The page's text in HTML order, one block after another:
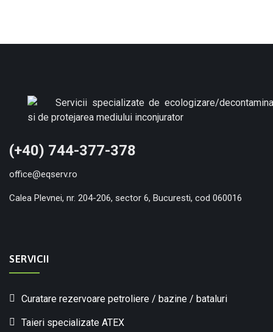
(+40) 744-377-378
office@eqserv.ro
Calea Plevnei, nr. 204-206, sector 6, Bucuresti, cod 060016
SERVICII
Curatare rezervoare petroliere / bazine / bataluri
Taieri specializate ATEX